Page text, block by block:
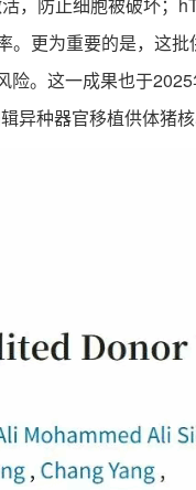
更为重要的是，这
。这一成果也于
种器官移植供体猪核